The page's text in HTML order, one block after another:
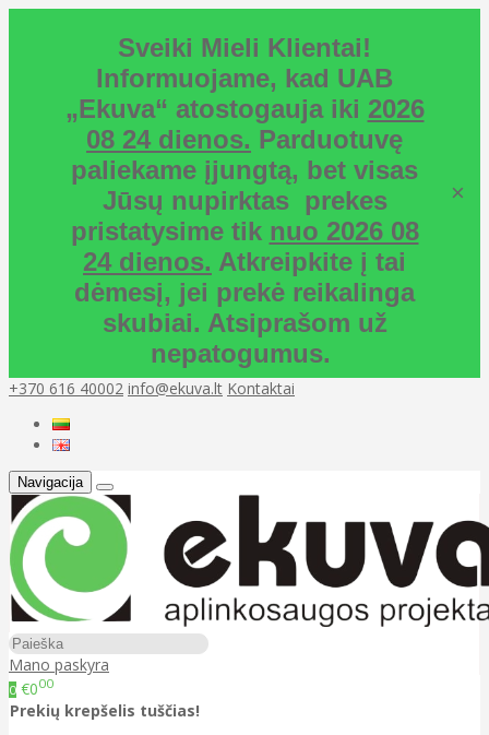
Sveiki Mieli Klientai!
Informuojame, kad UAB
„Ekuva“ atostogauja iki 2026
08 24 dienos. Parduotuvę
paliekame įjungtą, bet visas
Jūsų nupirktas prekes
pristatysime tik nuo 2026 08
24 dienos. Atkreipkite į tai
dėmesį, jei prekė reikalinga
skubiai. Atsiprašom už
nepatogumus.
×
+370 616 40002 info@ekuva.lt Kontaktai
Navigacija
Mano paskyra
0 €000
Prekių krepšelis tuščias!